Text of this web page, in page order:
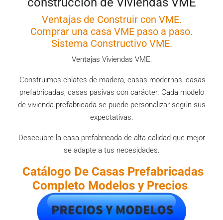
Ventajas de Construir con VME.
Comprar una casa VME paso a paso.
Sistema Constructivo VME.
Ventajas Viviendas VME:
Construimos chlates de madera, casas modernas, casas
prefabricadas, casas pasivas con carácter. Cada modelo
de vivienda prefabricada se puede personalizar según sus
expectativas.
Desccubre la casa prefabricada de alta calidad que mejor
se adapte a tus necesidades.
Catálogo De Casas Prefabricadas
Completo Modelos y Precios